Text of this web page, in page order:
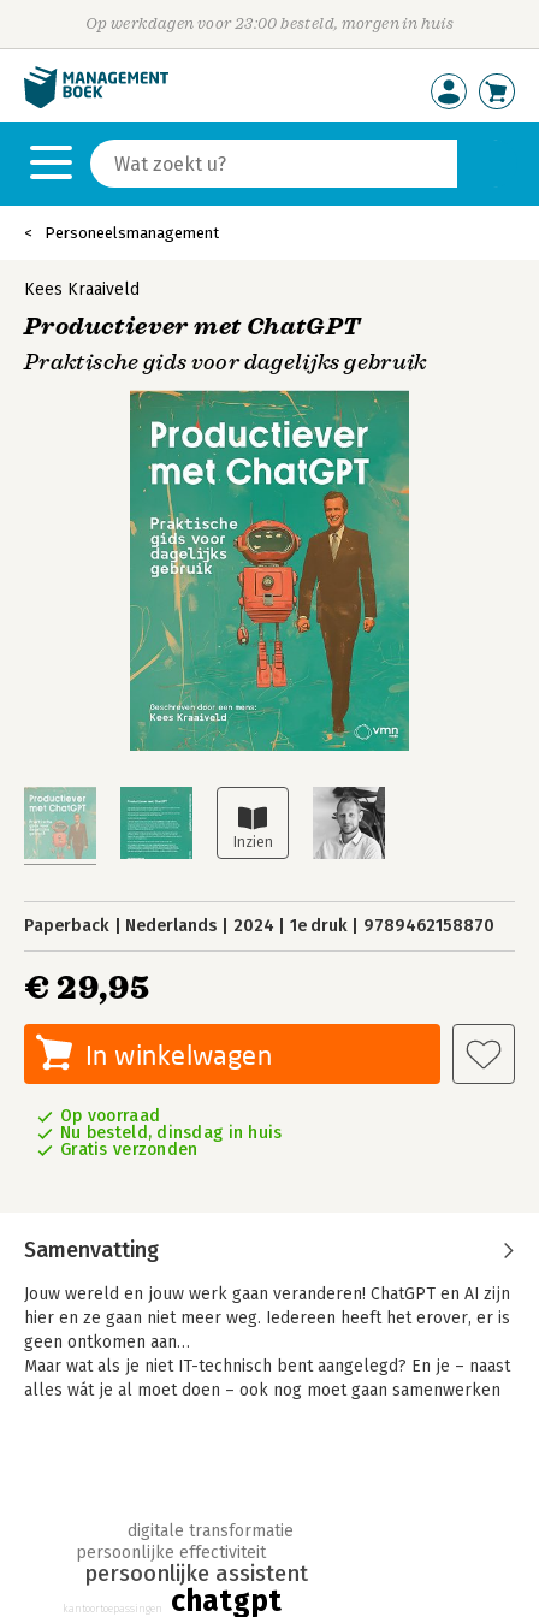
Op werkdagen voor 23:00 besteld, morgen in huis
Personeelsmanagement
Kees Kraaiveld
Productiever met ChatGPT
Praktische gids voor dagelijks gebruik
Paperback Nederlands 2024 1e druk 9789462158870
€ 29,95
In winkelwagen
Op voorraad
Nu besteld, dinsdag in huis
Gratis verzonden
Samenvatting
Jouw wereld en jouw werk gaan veranderen! ChatGPT en AI zijn
hier en ze gaan niet meer weg. Iedereen heeft het erover, er is
geen ontkomen aan…
Maar wat als je niet IT-technisch bent aangelegd? En je – naast
alles wát je al moet doen – ook nog moet gaan samenwerken
ik geef tal van handige voorbeelden. Ik bespreek waar deze
ontwikkeling vandaan komt en wat jij daarvan moet weten. Maar
ook hoe het zit het met de beperkingen en de bedreigingen,
want het is niet allemaal rozengeur en maneschijn. Wat kan er
chatgpt
persoonlijke assistent
persoonlijke effectiviteit
digitale transformatie
kantoortoepassingen